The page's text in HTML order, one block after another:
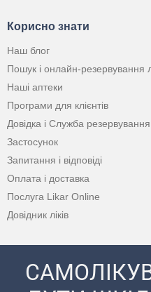
Корисно знати
Наш блог
Пошук і онлайн-резервування
Наші аптеки
Програми для клієнтів
Довідка і Служба резервування
Застосунок
Запитання і відповіді
Оплата і доставка
Послуга Likar Online
Довідник ліків